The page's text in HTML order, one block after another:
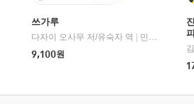
|
교보문고
쓰가루
다자이 오사무 저/유숙자 역
민음사
9,100원
피